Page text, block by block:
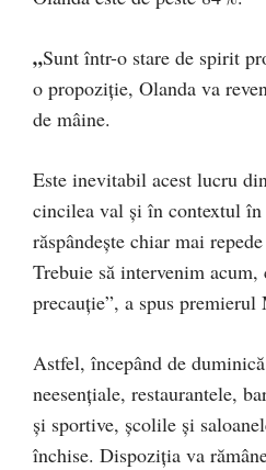
„Sunt într-o stare de spirit
o propoziţie, Olanda va
de mâine.
Este inevitabil acest lucru
cincilea val şi în contextul în
răspândeşte chiar mai
Trebuie să intervenim acum,
precauţie”, a spus premierul
Astfel, începând de
neesenţiale, restaurantele,
şi sportive, şcolile şi
închise. Dispoziţia va